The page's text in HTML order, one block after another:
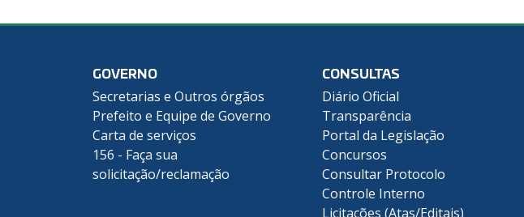
GOVERNO
Secretarias e Outros órgãos
Prefeito e Equipe de Governo
Carta de serviços
156 - Faça sua
solicitação/reclamação
CONSULTAS
Diário Oficial
Transparência
Portal da Legislação
Concursos
Consultar Protocolo
Controle Interno
Licitações (Atas/Editais)